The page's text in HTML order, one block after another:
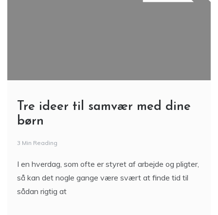
Tre ideer til samvær med dine
børn
3 Min Reading
I en hverdag, som ofte er styret af arbejde og pligter,
så kan det nogle gange være svært at finde tid til
sådan rigtig at